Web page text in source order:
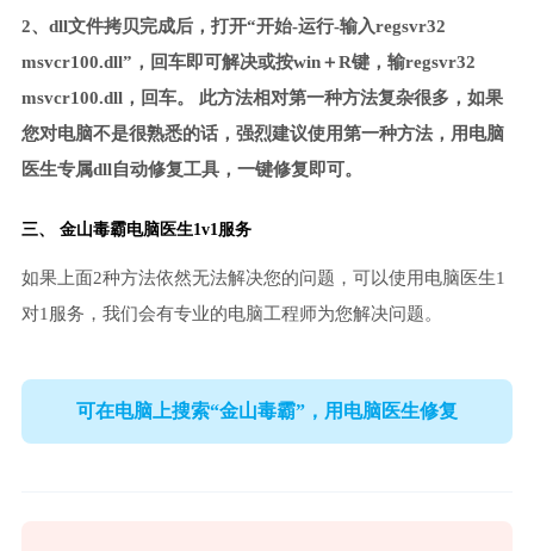
2、dll文件拷贝完成后，打开“开始-运行-输入regsvr32
msvcr100.dll”，回车即可解决或按win＋R键，输regsvr32
msvcr100.dll，回车。 此方法相对第一种方法复杂很多，如果
您对电脑不是很熟悉的话，强烈建议使用第一种方法，用电脑
医生专属dll自动修复工具，一键修复即可。
三、 金山毒霸电脑医生1v1服务
如果上面2种方法依然无法解决您的问题，可以使用电脑医生1
对1服务，我们会有专业的电脑工程师为您解决问题。
可在电脑上搜索“金山毒霸”，用电脑医生修复